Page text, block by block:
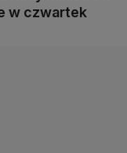
w czwartek